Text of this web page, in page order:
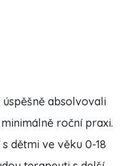
absolvovali
roční praxi.
dětmi ve věku 0-18